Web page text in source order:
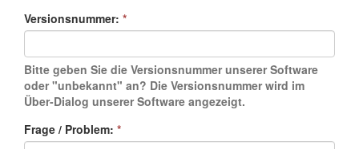
Versionsnummer: *
Bitte geben Sie die Versionsnummer unserer Software
oder "unbekannt" an? Die Versionsnummer wird im
Über-Dialog unserer Software angezeigt.
Frage / Problem: *